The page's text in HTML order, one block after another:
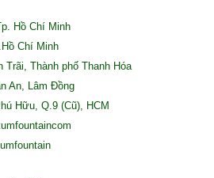
Hồ Chí Minh
Chí Minh
Trãi, Thành phố Thanh Hóa
An, Lâm Đồng
Hữu, Q.9 (Cũ), HCM